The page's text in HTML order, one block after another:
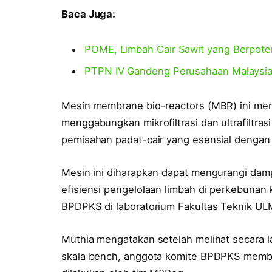
Baca Juga:
POME, Limbah Cair Sawit yang
PTPN IV Gandeng Perusahaan
Mesin membrane bio-reactors (MBR) ini
menggabungkan mikrofiltrasi dan
pemisahan padat-cair yang esensial
Mesin ini diharapkan dapat mengurangi
efisiensi pengelolaan limbah di
BPDPKS di laboratorium Fakultas Teknik
Muthia mengatakan setelah melihat secara
skala bench, anggota komite BPDPKS